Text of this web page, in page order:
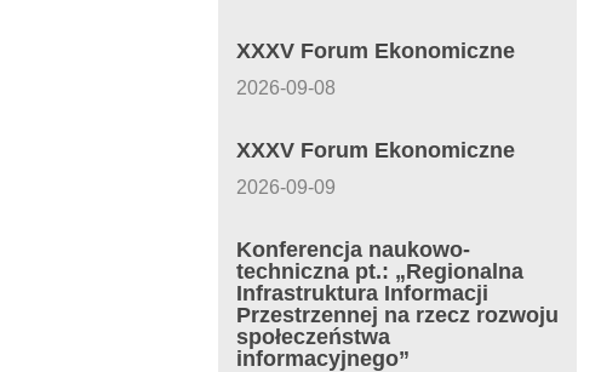
XXXV Forum Ekonomiczne
2026-09-08
XXXV Forum Ekonomiczne
2026-09-09
Konferencja naukowo-
techniczna pt.: „Regionalna
Infrastruktura Informacji
Przestrzennej na rzecz rozwoju
społeczeństwa
informacyjnego”